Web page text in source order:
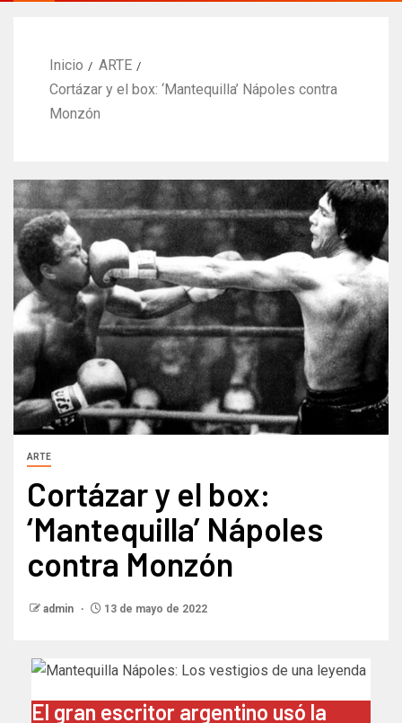
Inicio
ARTE
Cortázar y el box: ‘Mantequilla’ Nápoles contra
Monzón
ARTE
Cortázar y el box:
‘Mantequilla’ Nápoles
contra Monzón
admin 13 de mayo de 2022
El gran escritor argentino usó la